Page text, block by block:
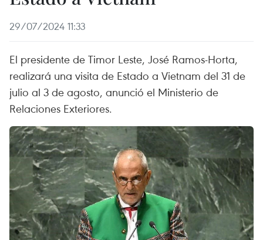
29/07/2024 11:33
El presidente de Timor Leste, José Ramos-Horta,
realizará una visita de Estado a Vietnam del 31 de
julio al 3 de agosto, anunció el Ministerio de
Relaciones Exteriores.